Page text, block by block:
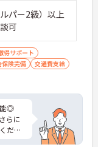
パー2級）以上
可
得サポート
保険完備
交通費支給
能◎
らに
ださ